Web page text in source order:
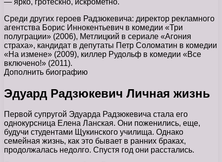
Среди других героев Радзюкевича: директор рекламного
агентства Борис Иннокентьевич в комедии «Три
полуграции» (2006), Метлицкий в сериале «Агония
страха», кандидат в депутаты Петр Соломатин в комедии
«На измене» (2009), киллер Рудольф в комедии «Все
включено!» (2011).
Дополнить биографию
Эдуард Радзюкевич Личная жизнь
Первой супругой Эдуарда Радзюкевича стала его
однокурсница Елена Ланская. Они поженились, еще,
будучи студентами Щукинского училища. Однако
семейная жизнь, как это бывает в ранних браках,
продолжалась недолго. Спустя год они расстались.